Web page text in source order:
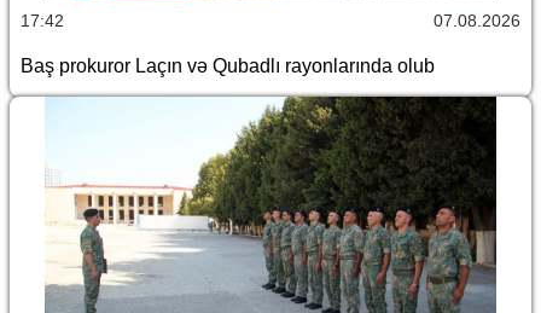
17:42 07.08.2026
Baş prokuror Laçın və Qubadlı rayonlarında olub